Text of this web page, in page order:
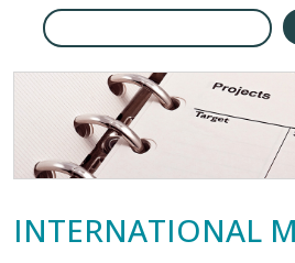
Search
INTERNATIONAL